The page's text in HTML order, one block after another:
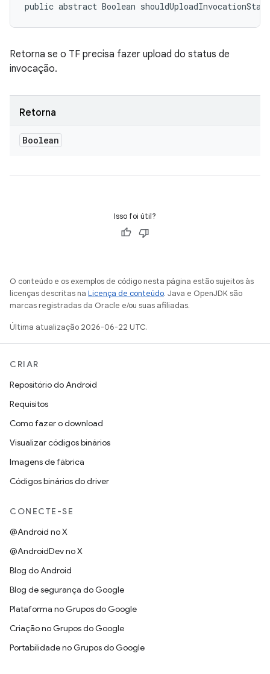
public abstract Boolean
Retorna se o TF precisa fazer upload do status de
invocação.
Retorna
Boolean
Isso foi útil?
O conteúdo e os exemplos de código nesta página estão sujeitos às
licenças descritas na Licença de conteúdo. Java e OpenJDK são
marcas registradas da Oracle e/ou suas afiliadas.
Última atualização 2026-06-22 UTC.
CRIAR
Repositório do Android
Requisitos
Como fazer o download
Visualizar códigos binários
Imagens de fábrica
Códigos binários do driver
CONECTE-SE
@Android no X
@AndroidDev no X
Blog do Android
Blog de segurança do Google
Plataforma no Grupos do Google
Criação no Grupos do Google
Portabilidade no Grupos do Google